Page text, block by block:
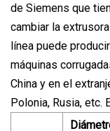
de Siemens que
cambiar la
línea puede
máquinas
China y en el
Polonia, Rusia, etc.